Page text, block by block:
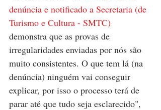
denúncia e notificado a Secretaria (de
Turismo e Cultura - SMTC)
demonstra que as provas de
irregularidades enviadas por nós são
muito consistentes. O que tem lá (na
denúncia) ninguém vai conseguir
explicar, por isso o processo terá de
parar até que tudo seja esclarecido",